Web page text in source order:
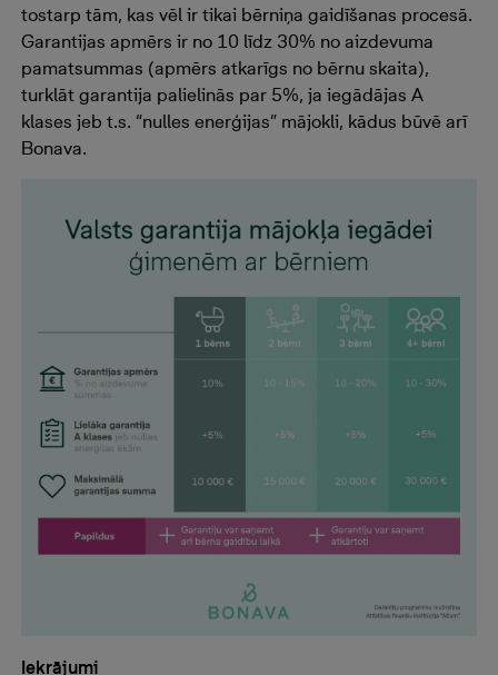
tostarp tām, kas vēl ir tikai bērniņa gaidīšanas procesā.
Garantijas apmērs ir no 10 līdz 30% no aizdevuma
pamatsummas (apmērs atkarīgs no bērnu skaita),
turklāt garantija palielinās par 5%, ja iegādājas A
klases jeb t.s. “nulles enerģijas” mājokli, kādus būvē arī
Bonava.
Iekrājumi